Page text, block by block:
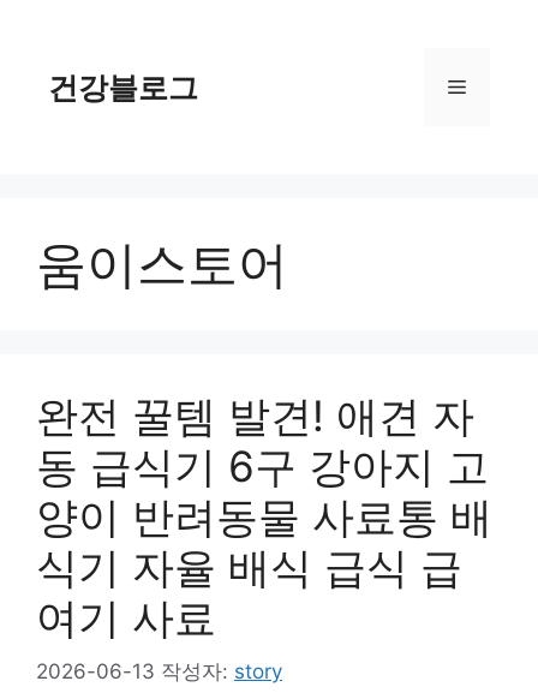
건강블로그 메
움이스토어
완전 꿀템 발견! 애견 자
동 급식기 6구 강아지 고
양이 반려동물 사료통 배
식기 자율 배식 급식 급
여기 사료
2026-06-13 작성자: story